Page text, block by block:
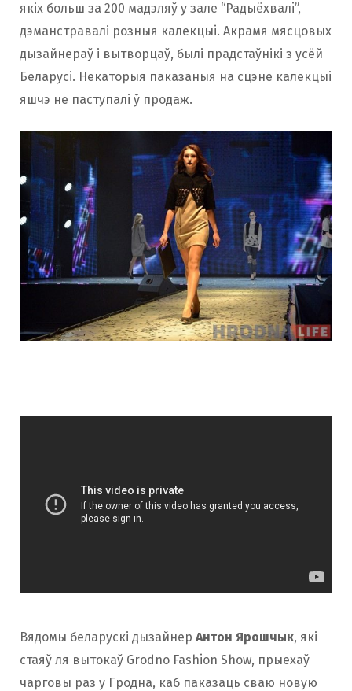
якіх больш за 200 мадэляў у зале “Радыёхвалi”,
дэманстравалі розныя калекцыi. Акрамя мясцовых
дызайнераў і вытворцаў, былі прадстаўнікі з усёй
Беларусі. Некаторыя паказаныя на сцэне калекцыі
яшчэ не паступалі ў продаж.
Вядомы беларускі дызайнер Антон Ярошчык, які
стаяў ля вытокаў Grodno Fashion Show, прыехаў
чарговы раз у Гродна, каб паказаць сваю новую